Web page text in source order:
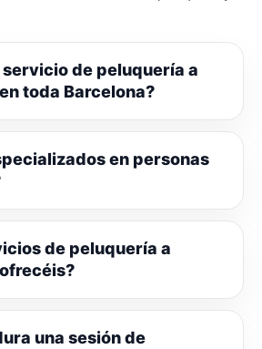
de peluquería a
toda Barcelona?
en personas
de peluquería a
una sesión de